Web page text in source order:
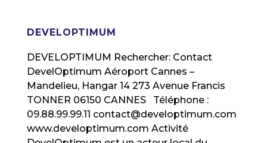
DEVELOPTIMUM
DEVELOPTIMUM Rechercher: Contact
DevelOptimum Aéroport Cannes –
Mandelieu, Hangar 14 273 Avenue Francis
TONNER 06150 CANNES Téléphone :
09.88.99.99.11 contact@developtimum.com
www.developtimum.com Activité